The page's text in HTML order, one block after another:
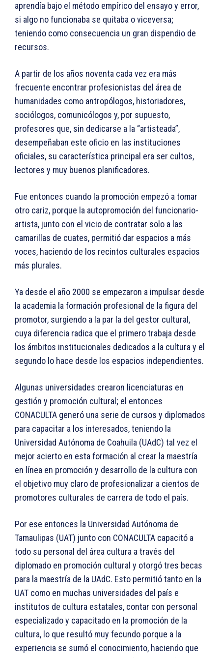
aprendía bajo el método empírico del ensayo y error,
si algo no funcionaba se quitaba o viceversa;
teniendo como consecuencia un gran dispendio de
recursos.
A partir de los años noventa cada vez era más
frecuente encontrar profesionistas del área de
humanidades como antropólogos, historiadores,
sociólogos, comunicólogos y, por supuesto,
profesores que, sin dedicarse a la “artisteada”,
desempeñaban este oficio en las instituciones
oficiales, su característica principal era ser cultos,
lectores y muy buenos planificadores.
Fue entonces cuando la promoción empezó a tomar
otro cariz, porque la autopromoción del funcionario-
artista, junto con el vicio de contratar solo a las
camarillas de cuates, permitió dar espacios a más
voces, haciendo de los recintos culturales espacios
más plurales.
Ya desde el año 2000 se empezaron a impulsar desde
la academia la formación profesional de la figura del
promotor, surgiendo a la par la del gestor cultural,
cuya diferencia radica que el primero trabaja desde
los ámbitos institucionales dedicados a la cultura y el
segundo lo hace desde los espacios independientes.
Algunas universidades crearon licenciaturas en
gestión y promoción cultural; el entonces
CONACULTA generó una serie de cursos y diplomados
para capacitar a los interesados, teniendo la
Universidad Autónoma de Coahuila (UAdC) tal vez el
mejor acierto en esta formación al crear la maestría
en línea en promoción y desarrollo de la cultura con
el objetivo muy claro de profesionalizar a cientos de
promotores culturales de carrera de todo el país.
Por ese entonces la Universidad Autónoma de
Tamaulipas (UAT) junto con CONACULTA capacitó a
todo su personal del área cultura a través del
diplomado en promoción cultural y otorgó tres becas
para la maestría de la UAdC. Esto permitió tanto en la
UAT como en muchas universidades del país e
institutos de cultura estatales, contar con personal
especializado y capacitado en la promoción de la
cultura, lo que resultó muy fecundo porque a la
experiencia se sumó el conocimiento, haciendo que